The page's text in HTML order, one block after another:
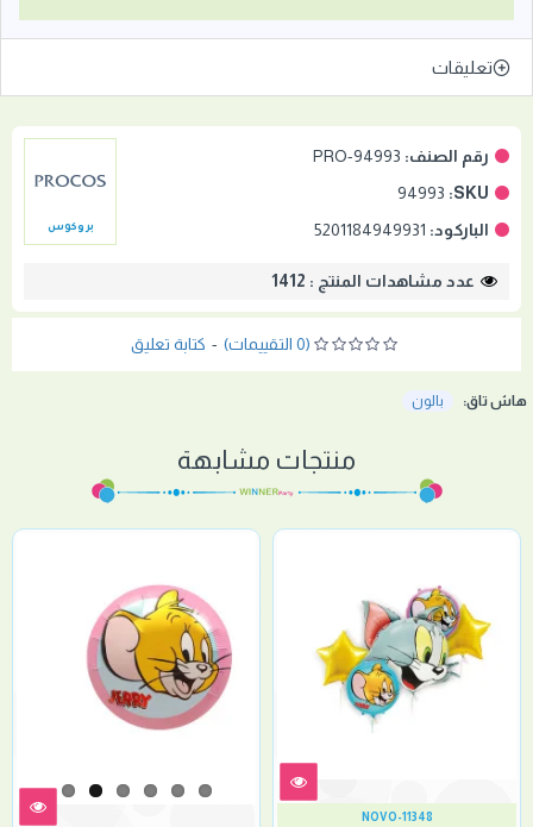
رقم الصنف: PRO-94993
SKU:
94993
الباركود: 5201184949931 بروكوس
عدد مشاهدات المنتج : 1412
(0 التقييمات) - كتابة تعليق
تعليقات
هاش تاق: بالون
منتجات مشابهة
NOVO-11348